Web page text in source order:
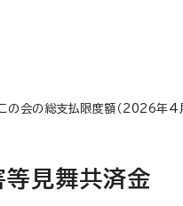
会の総支払限度額（2026年4
等見舞共済金